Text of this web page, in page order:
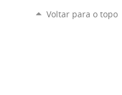
Voltar para o topo